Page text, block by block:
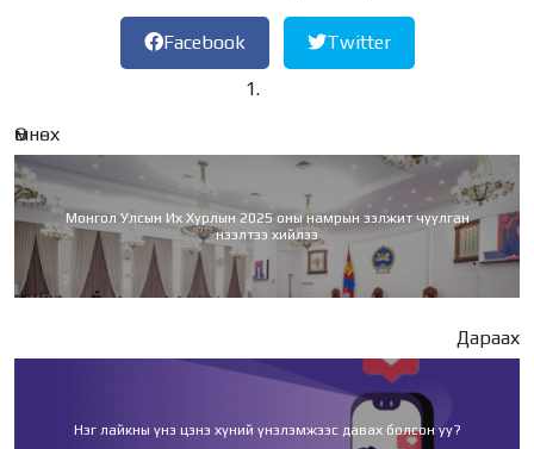
Facebook Twitter
Өмнөх
Монгол Улсын Их Хурлын 2025 оны намрын ээлжит чуулган
нээлтээ хийлээ
Дараах
Нэг лайкны үнэ цэнэ хүний үнэлэмжээс давах болсон уу?